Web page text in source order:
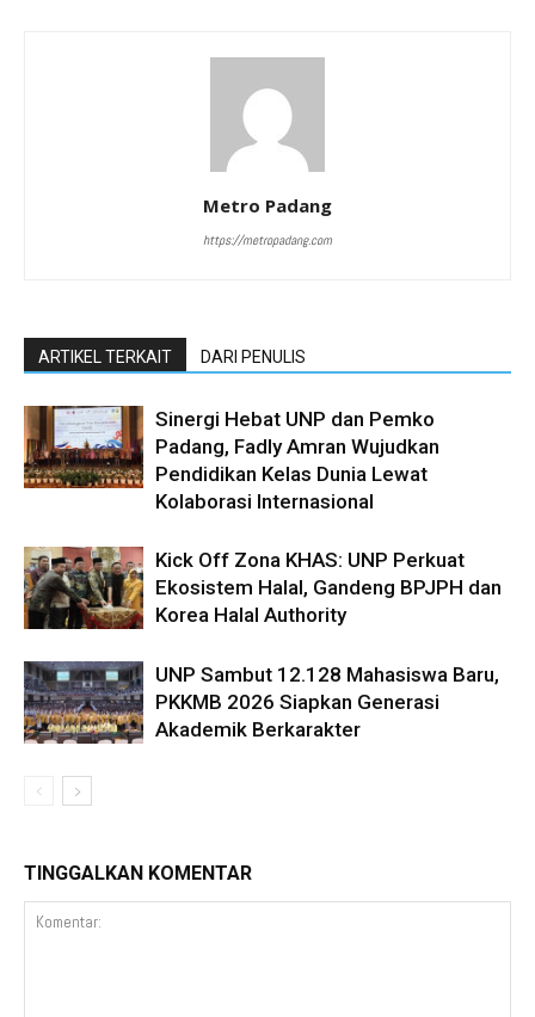
Metro Padang
https://metropadang.com
ARTIKEL TERKAIT DARI PENULIS
Sinergi Hebat UNP dan Pemko
Padang, Fadly Amran Wujudkan
Pendidikan Kelas Dunia Lewat
Kolaborasi Internasional
Kick Off Zona KHAS: UNP Perkuat
Ekosistem Halal, Gandeng BPJPH dan
Korea Halal Authority
UNP Sambut 12.128 Mahasiswa Baru,
PKKMB 2026 Siapkan Generasi
Akademik Berkarakter
TINGGALKAN KOMENTAR